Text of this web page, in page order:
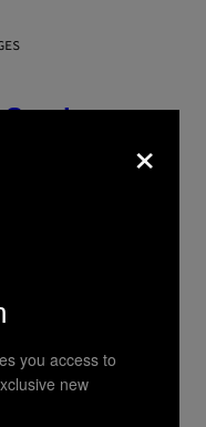
a
Into Caves
×
you access to
new